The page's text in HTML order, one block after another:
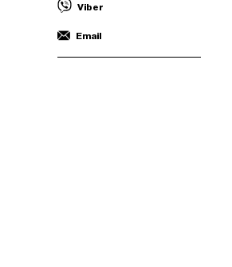
Viber
Email